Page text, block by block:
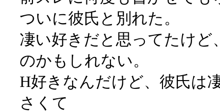
ついに彼氏と別れた。
凄い好きだと思ってたけ
のかもしれない。
H好きなんだけど、彼氏は
さくて